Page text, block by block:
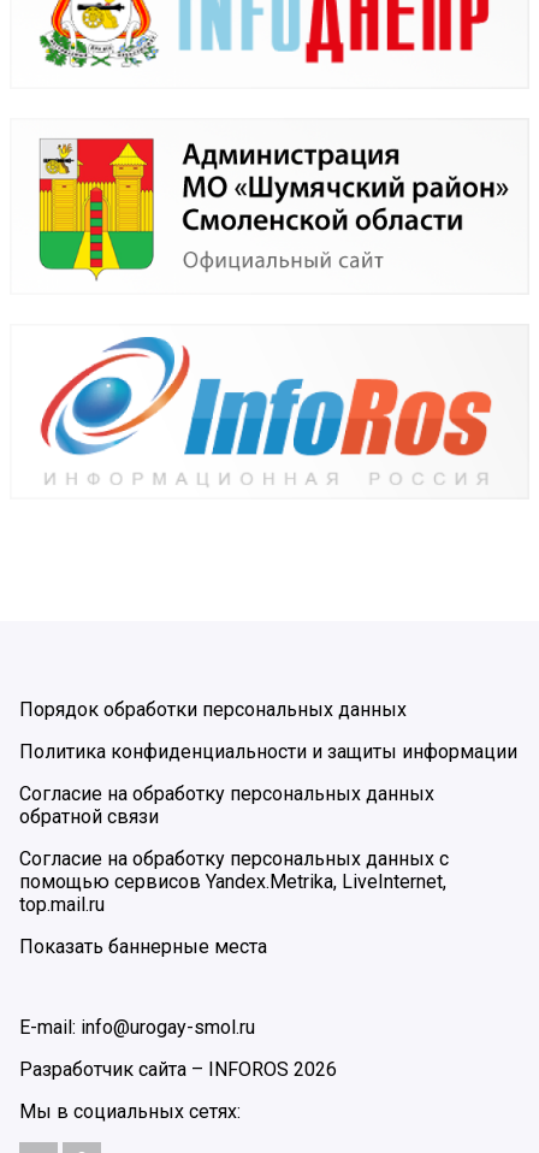
Порядок обработки персональных данных
Политика конфиденциальности и защиты информации
Согласие на обработку персональных данных
обратной связи
Согласие на обработку персональных данных с
помощью сервисов Yandex.Metrika, LiveInternet,
top.mail.ru
Показать баннерные места
E-mail: info@urogay-smol.ru
Разработчик сайта –
INFOROS 2026
Мы в социальных сетях: